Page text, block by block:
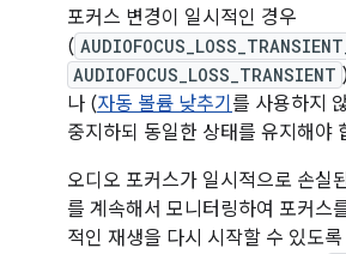
포커스 변경이 일시적인 경우
(
AUDIOFOCUS_LOSS_TRANSIENT
나 (자동 볼륨 낮추기 를 사용하지
중지하되 동일한 상태를 유지해야
오디오 포커스가 일시적으로 손실
를 계속해서 모니터링하여 포커스
적인 재생을 다시 시작할 수 있도